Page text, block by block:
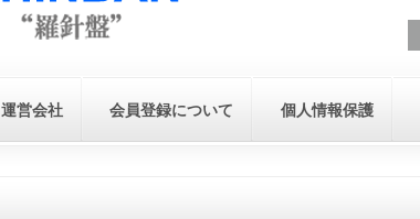
運営会社 会員登録について 個人情報保護